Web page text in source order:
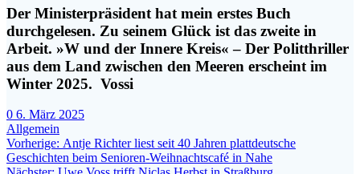
Der Ministerpräsident hat mein erstes Buch
durchgelesen. Zu seinem Glück ist das zweite in
Arbeit. »W und der Innere Kreis« – Der Politthriller
aus dem Land zwischen den Meeren erscheint im
Winter 2025. Vossi
0 6. März 2025
Allgemein
Beitragsnavigation
Vorherige: Vorheriger
Beitrag:
Antje Richter liest seit 40 Jahren plattdeutsche
Geschichten beim Senioren-Weihnachtscafé in Nahe